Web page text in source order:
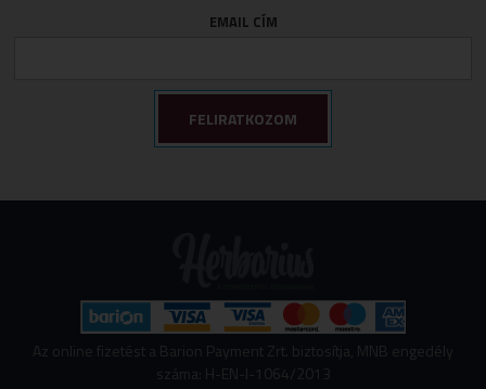
EMAIL CÍM
Az online fizetést a Barion Payment Zrt. biztosítja, MNB engedély
száma: H-EN-I-1064/2013